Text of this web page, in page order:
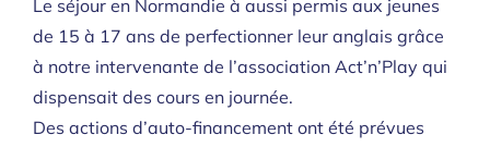
Le séjour en Normandie à aussi permis aux jeunes
de 15 à 17 ans de perfectionner leur anglais grâce
à notre intervenante de l’association Act’n’Play qui
dispensait des cours en journée.
Des actions d’auto-financement ont été prévues